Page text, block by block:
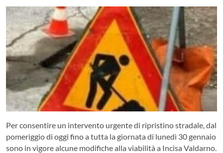
Per consentire un intervento urgente di ripristino stradale, dal
pomeriggio di oggi fino a tutta la giornata di lunedì 30 gennaio
sono in vigore alcune modifiche alla viabilità a Incisa Valdarno.